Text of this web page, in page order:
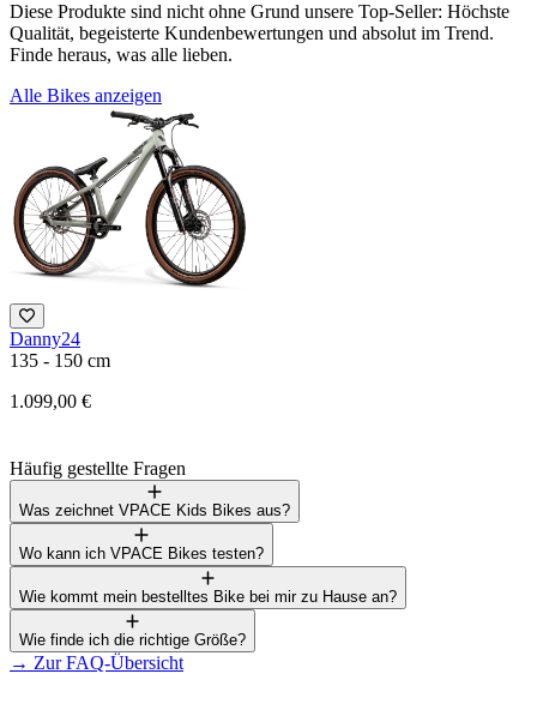
Diese Produkte sind nicht ohne Grund unsere Top-Seller: Höchste
Qualität, begeisterte Kundenbewertungen und absolut im Trend.
Finde heraus, was alle lieben.
Alle Bikes anzeigen
Danny24
135 - 150 cm
1.099,00 €
Häufig gestellte Fragen
Was zeichnet VPACE Kids Bikes aus?
Wo kann ich VPACE Bikes testen?
Wie kommt mein bestelltes Bike bei mir zu Hause an?
Wie finde ich die richtige Größe?
→ Zur FAQ-Übersicht